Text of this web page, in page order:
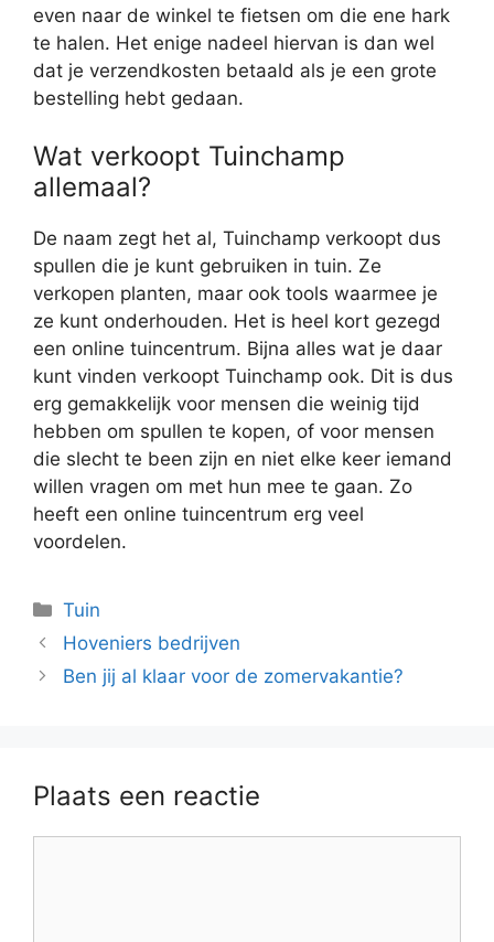
even naar de winkel te fietsen om die ene hark
te halen. Het enige nadeel hiervan is dan wel
dat je verzendkosten betaald als je een grote
bestelling hebt gedaan.
Wat verkoopt Tuinchamp
allemaal?
De naam zegt het al, Tuinchamp verkoopt dus
spullen die je kunt gebruiken in tuin. Ze
verkopen planten, maar ook tools waarmee je
ze kunt onderhouden. Het is heel kort gezegd
een online tuincentrum. Bijna alles wat je daar
kunt vinden verkoopt Tuinchamp ook. Dit is dus
erg gemakkelijk voor mensen die weinig tijd
hebben om spullen te kopen, of voor mensen
die slecht te been zijn en niet elke keer iemand
willen vragen om met hun mee te gaan. Zo
heeft een online tuincentrum erg veel
voordelen.
Categorieën
Tuin
Hoveniers bedrijven
Ben jij al klaar voor de zomervakantie?
Plaats een reactie